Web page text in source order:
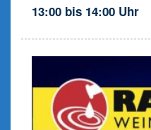
13:00 bis 14:00 Uhr